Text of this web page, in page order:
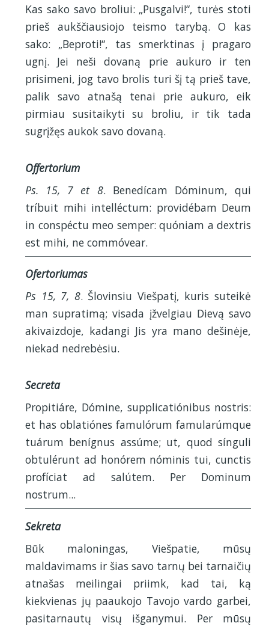
Kas sako savo broliui: „Pusgalvi!“, turės stoti
prieš aukščiausiojo teismo tarybą. O kas
sako: „Beproti!“, tas smerktinas į pragaro
ugnį. Jei neši dovaną prie aukuro ir ten
prisimeni, jog tavo brolis turi šį tą prieš tave,
palik savo atnašą tenai prie aukuro, eik
pirmiau susitaikyti su broliu, ir tik tada
sugrįžęs aukok savo dovaną.
Offertorium
Ps. 15, 7 et 8. Benedícam Dóminum, qui
tríbuit mihi intelléctum: providébam Deum
in conspéctu meo semper: quóniam a dextris
est mihi, ne commóvear.
Ofertoriumas
Ps 15, 7, 8. Šlovinsiu Viešpatį, kuris suteikė
man supratimą; visada įžvelgiau Dievą savo
akivaizdoje, kadangi Jis yra mano dešinėje,
niekad nedrebėsiu.
Secreta
Propitiáre, Dómine, supplicatiónibus nostris:
et has oblatiónes famulórum famularúmque
tuárum benígnus assúme; ut, quod sínguli
obtulérunt ad honórem nóminis tui, cunctis
profíciat ad salútem. Per Dominum
nostrum...
Sekreta
Būk maloningas, Viešpatie, mūsų
maldavimams ir šias savo tarnų bei tarnaičių
atnašas meilingai priimk, kad tai, ką
kiekvienas jų paaukojo Tavojo vardo garbei,
pasitarnautų visų išganymui. Per mūsų